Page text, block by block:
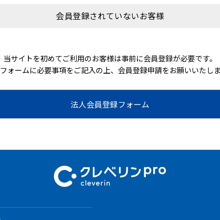
会員登録されていないお客様
当サイトを初めてご利用のお客様は事前に会員登録が必要です。
ォームに必要事項をご記入の上、会員登録申請をお願いいたし
法人会員登録フォーム